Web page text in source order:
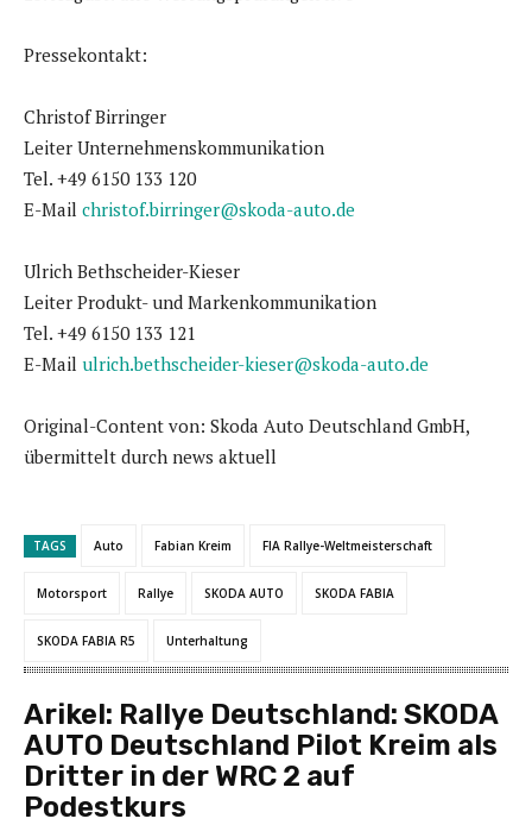
Pressekontakt:
Christof Birringer
Leiter Unternehmenskommunikation
Tel. +49 6150 133 120
E-Mail christof.birringer@skoda-auto.de
Ulrich Bethscheider-Kieser
Leiter Produkt- und Markenkommunikation
Tel. +49 6150 133 121
E-Mail ulrich.bethscheider-kieser@skoda-auto.de
Original-Content von: Skoda Auto Deutschland GmbH,
übermittelt durch news aktuell
TAGS Auto Fabian Kreim FIA Rallye-Weltmeisterschaft
Motorsport Rallye SKODA AUTO SKODA FABIA
SKODA FABIA R5 Unterhaltung
Arikel: Rallye Deutschland: SKODA
AUTO Deutschland Pilot Kreim als
Dritter in der WRC 2 auf
Podestkurs